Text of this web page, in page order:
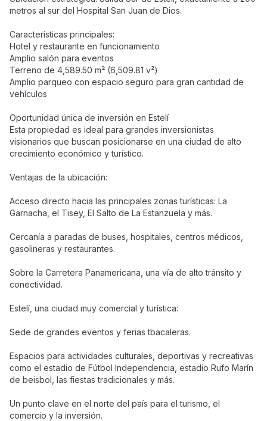
metros al sur del Hospital San Juan de Dios.
Características principales:
Hotel y restaurante en funcionamiento
Amplio salón para eventos
Terreno de 4,589.50 m² (6,509.81 v²)
Amplio parqueo con espacio seguro para gran cantidad de
vehículos
Oportunidad única de inversión en Estelí
Esta propiedad es ideal para grandes inversionistas
visionarios que buscan posicionarse en una ciudad de alto
crecimiento económico y turístico.
Ventajas de la ubicación:
Acceso directo hacia las principales zonas turísticas: La
Garnacha, el Tisey, El Salto de La Estanzuela y más.
Cercanía a paradas de buses, hospitales, centros médicos,
gasolineras y restaurantes.
Sobre la Carretera Panamericana, una vía de alto tránsito y
conectividad.
Estelí, una ciudad muy comercial y turística:
Sede de grandes eventos y ferias tbacaleras.
Espacios para actividades culturales, deportivas y recreativas
como el estadio de Fútbol Independencia, estadio Rufo Marín
de beisbol, las fiestas tradicionales y más.
Un punto clave en el norte del país para el turismo, el
comercio y la inversión.